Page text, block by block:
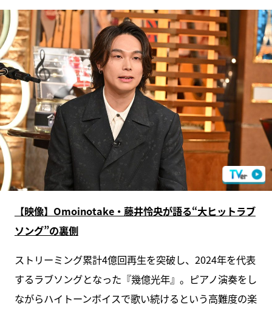
【映像】Omoinotake・藤井怜央が語る“大ヒットラブ
ソング”の裏側
ストリーミング累計4億回再生を突破し、2024年を代表
するラブソングとなった『幾億光年』。ピアノ演奏をし
ながらハイトーンボイスで歌い続けるという高難度の楽